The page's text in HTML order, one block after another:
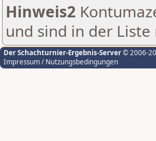
Hinweis2
und sind in der
Der Schachturnier-Ergebnis-Server© 2006-
Impressum / Nutzungsbedingungen